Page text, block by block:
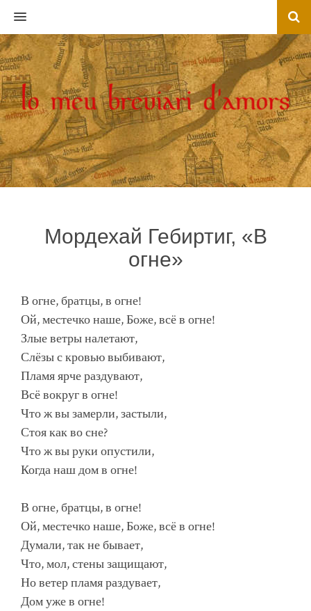
MENU
Мордехай Гебиртиг, «В
огне»
В огне, братцы, в огне!
Ой, местечко наше, Боже, всё в огне!
Злые ветры налетают,
Слёзы с кровью выбивают,
Пламя ярче раздувают,
Всё вокруг в огне!
Что ж вы замерли, застыли,
Стоя как во сне?
Что ж вы руки опустили,
Когда наш дом в огне!
В огне, братцы, в огне!
Ой, местечко наше, Боже, всё в огне!
Думали, так не бывает,
Что, мол, стены защищают,
Но ветер пламя раздувает,
Дом уже в огне!